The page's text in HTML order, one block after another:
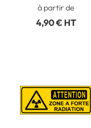
à partir de
4,90 € HT